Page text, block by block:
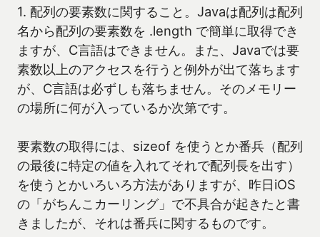
1. 配列の要素数に関すること。Javaは配列は配列
名から配列の要素数を .length で簡単に取得でき
ますが、C言語はできません。また、Javaでは要
素数以上のアクセスを行うと例外が出て落ちます
が、C言語は必ずしも落ちません。そのメモリー
の場所に何が入っているか次第です。
要素数の取得には、sizeof を使うとか番兵（配列
の最後に特定の値を入れてそれで配列長を出す）
を使うとかいろいろ方法がありますが、昨日iOS
の「がちんこカーリング」で不具合が起きたと書
きましたが、それは番兵に関するものです。